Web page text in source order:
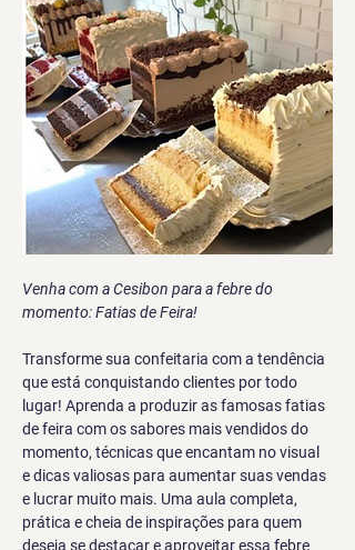
Venha com a Cesibon para a febre do
momento: Fatias de Feira!
Transforme sua confeitaria com a tendência
que está conquistando clientes por todo
lugar! Aprenda a produzir as famosas fatias
de feira com os sabores mais vendidos do
momento, técnicas que encantam no visual
e dicas valiosas para aumentar suas vendas
e lucrar muito mais. Uma aula completa,
prática e cheia de inspirações para quem
deseja se destacar e aproveitar essa febre